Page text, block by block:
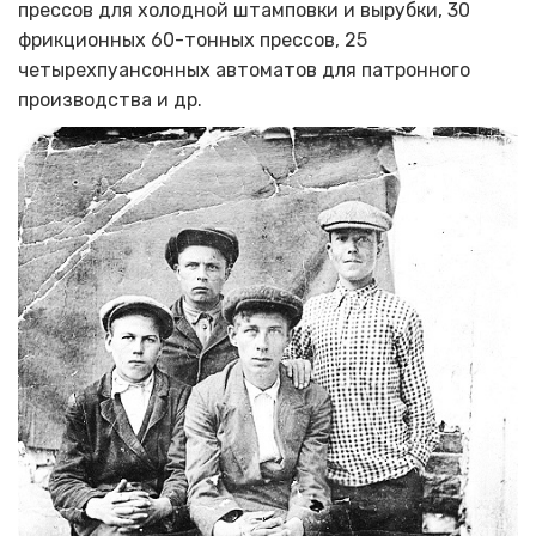
прессов для холодной штамповки и вырубки, 30
фрикционных 60-тонных прессов, 25
четырехпуансонных автоматов для патронного
производства и др.